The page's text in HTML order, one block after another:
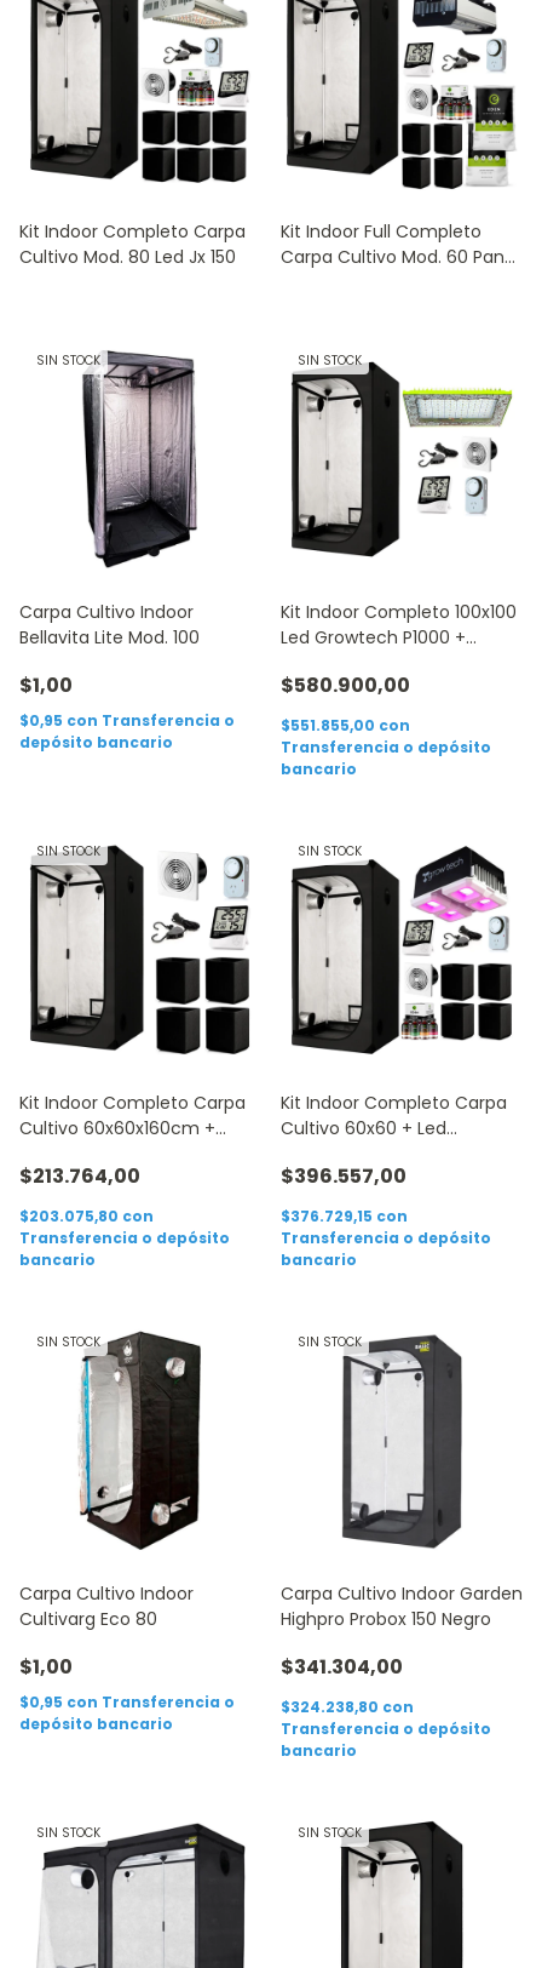
Kit Indoor Completo Carpa
Cultivo Mod. 80 Led Jx 150
Kit Indoor Full Completo
Carpa Cultivo Mod. 60 Panel
SIN STOCK
Carpa Cultivo Indoor
Bellavita Lite Mod. 100
$1,00
$0,95 con Transferencia o
depósito bancario
SIN STOCK
Kit Indoor Completo 100x100
Led Growtech P1000 +
$580.900,00
$551.855,00 con
Transferencia o depósito
bancario
SIN STOCK
Kit Indoor Completo Carpa
Cultivo 60x60x160cm +
$213.764,00
$203.075,80 con
Transferencia o depósito
bancario
SIN STOCK
Kit Indoor Completo Carpa
Cultivo 60x60 + Led
$396.557,00
$376.729,15 con
Transferencia o depósito
bancario
SIN STOCK
Carpa Cultivo Indoor
Cultivarg Eco 80
$1,00
$0,95 con Transferencia o
depósito bancario
SIN STOCK
Carpa Cultivo Indoor Garden
Highpro Probox 150 Negro
$341.304,00
$324.238,80 con
Transferencia o depósito
bancario
SIN STOCK SIN STOCK